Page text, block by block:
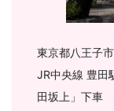
東京都八王子
JR中央線 豊田
田坂上」下車